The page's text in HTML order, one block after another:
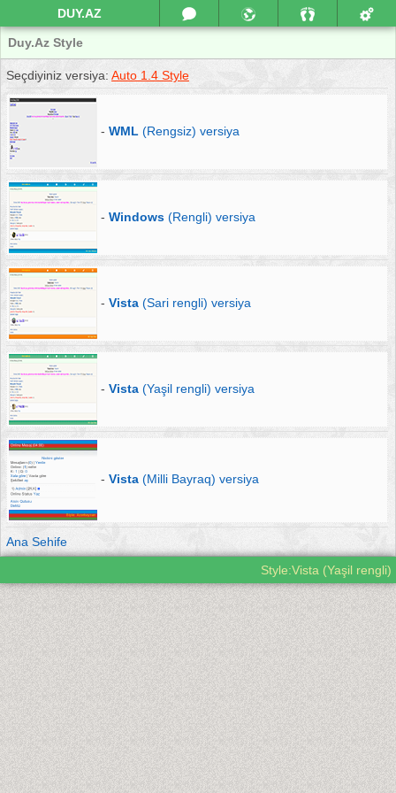
DUY.AZ
Duy.Az Style
Seçdiyiniz versiya: Auto 1.4 Style
- WML (Rengsiz) versiya
- Windows (Rengli) versiya
- Vista (Sari rengli) versiya
- Vista (Yaşil rengli) versiya
- Vista (Milli Bayraq) versiya
Ana Sehife
Style:Vista (Yaşil rengli)